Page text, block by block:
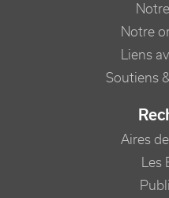
Notre
Liens
Soutiens
Aires